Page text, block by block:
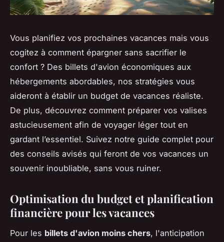
Vous planifiez vos prochaines vacances mais vous
cogitez à comment épargner sans sacrifier le
confort ? Des billets d'avion économiques aux
hébergements abordables, nos stratégies vous
aideront à établir un budget de vacances réaliste.
De plus, découvrez comment préparer vos valises
astucieusement afin de voyager léger tout en
gardant l’essentiel. Suivez notre guide complet pour
des conseils avisés qui feront de vos vacances un
souvenir inoubliable, sans vous ruiner.
Optimisation du budget et planification
financière pour les vacances
Pour les billets d'avion moins chers, l'anticipation